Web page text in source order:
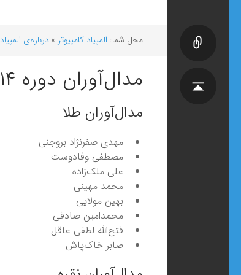
محل شما: المپیاد کامپیوتر » درباره‌ی المپیاد
مدال‌آوران دوره ۱۴
مدال‌آوران طلا
مهدی صفرنژاد بروجنی
مصطفی وفادوست
علی ملک‌زاده
محمد مهینی
بهین مولایی
محمدامین صادقی
فتح‌الله لطفی عاقل
صابر خاک‌پاش